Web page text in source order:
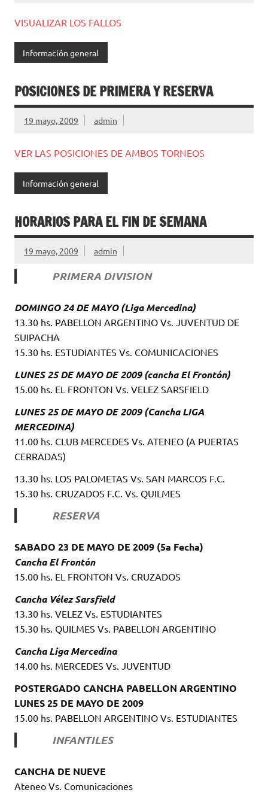
VISUALIZAR LOS FALLOS
Información general
POSICIONES DE PRIMERA Y RESERVA
19 mayo, 2009 admin
VER LAS POSICIONES DE AMBOS TORNEOS
Información general
HORARIOS PARA EL FIN DE SEMANA
19 mayo, 2009 admin
PRIMERA DIVISION
DOMINGO 24 DE MAYO (Liga Mercedina)
13.30 hs. PABELLON ARGENTINO Vs. JUVENTUD DE
SUIPACHA
15.30 hs. ESTUDIANTES Vs. COMUNICACIONES
LUNES 25 DE MAYO DE 2009 (cancha El Frontón)
15.00 hs. EL FRONTON Vs. VELEZ SARSFIELD
LUNES 25 DE MAYO DE 2009 (Cancha LIGA
MERCEDINA)
11.00 hs. CLUB MERCEDES Vs. ATENEO (A PUERTAS
CERRADAS)
13.30 hs. LOS PALOMETAS Vs. SAN MARCOS F.C.
15.30 hs. CRUZADOS F.C. Vs. QUILMES
RESERVA
SABADO 23 DE MAYO DE 2009 (5a Fecha)
Cancha El Frontón
15.00 hs. EL FRONTON Vs. CRUZADOS
Cancha Vélez Sarsfield
13.30 hs. VELEZ Vs. ESTUDIANTES
15.30 hs. QUILMES Vs. PABELLON ARGENTINO
Cancha Liga Mercedina
14.00 hs. MERCEDES Vs. JUVENTUD
POSTERGADO CANCHA PABELLON ARGENTINO
LUNES 25 DE MAYO DE 2009
15.00 hs. PABELLON ARGENTINO Vs. ESTUDIANTES
INFANTILES
CANCHA DE NUEVE
Ateneo Vs. Comunicaciones